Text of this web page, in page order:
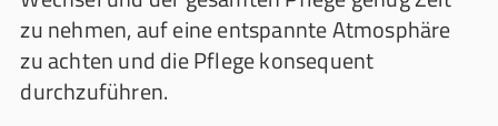
zu nehmen, auf eine entspannte Atmosphäre
zu achten und die Pflege konsequent
durchzuführen.